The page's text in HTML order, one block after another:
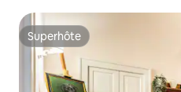
Superhôte
Superhôte